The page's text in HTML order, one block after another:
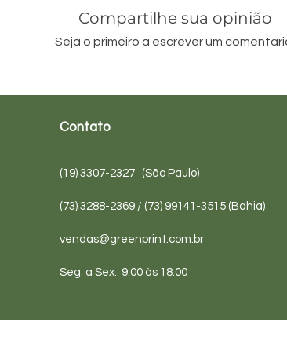
Compartilhe sua opinião
Seja o primeiro a escrever um
Contato
(19) 3307-2327 (São Paulo)
(73) 3288-2369 / (73) 99141-3515 (Bahia)
vendas@greenprint.com.br
Seg. a Sex.: 9:00 às 18:00